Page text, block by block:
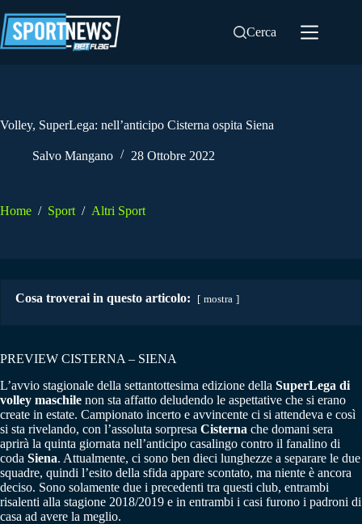
al
contenuto
Cerca
Volley, SuperLega: nell’anticipo Cisterna ospita Siena
Salvo Mangano 28 Ottobre 2022
Home / Sport / Altri Sport
Cosa troverai in questo articolo: mostra
PREVIEW CISTERNA – SIENA
L’avvio stagionale della settantottesima edizione della SuperLega di
volley maschile non sta affatto deludendo le aspettative che si erano
create in estate. Campionato incerto e avvincente ci si attendeva e così
si sta rivelando, con l’assoluta sorpresa Cisterna che domani sera
aprirà la quinta giornata nell’anticipo casalingo contro il fanalino di
coda Siena. Attualmente, ci sono ben dieci lunghezze a separare le due
squadre, quindi l’esito della sfida appare scontato, ma niente è ancora
deciso. Sono solamente due i precedenti tra questi club, entrambi
risalenti alla stagione 2018/2019 e in entrambi i casi furono i padroni di
casa ad avere la meglio.